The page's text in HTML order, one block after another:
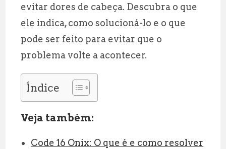
evitar dores de cabeça. Descubra o que
ele indica, como solucioná-lo e o que
pode ser feito para evitar que o
problema volte a acontecer.
Índice
Veja também:
Code 16 Onix: O que é e como resolver